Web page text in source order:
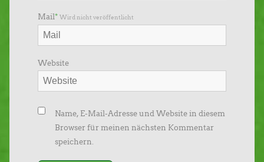
Mail* Wird nicht veröffentlicht
Website
Name, E-Mail-Adresse und Website in diesem
Browser für meinen nächsten Kommentar
speichern.